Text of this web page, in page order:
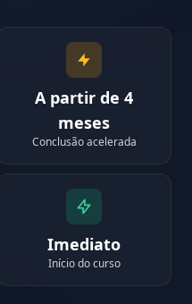
A partir de 4
meses
Conclusão acelerada
Imediato
Início do curso